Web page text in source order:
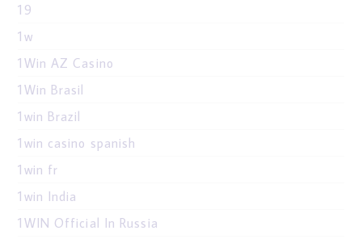
19
1w
1Win AZ Casino
1Win Brasil
1win Brazil
1win casino spanish
1win fr
1win India
1WIN Official In Russia